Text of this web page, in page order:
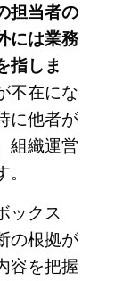
担当者の
には業務
指しま
不在にな
に他者が
組織運営
ックス
の根拠が
容を把握